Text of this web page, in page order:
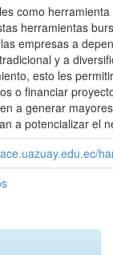
como
herramientas
empresas a
y a
esto les
o financiar
a generar
a potencializar el